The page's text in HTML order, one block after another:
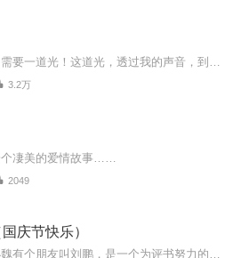
3.2万
凄美的爱情故事……
2049
庆节快乐）